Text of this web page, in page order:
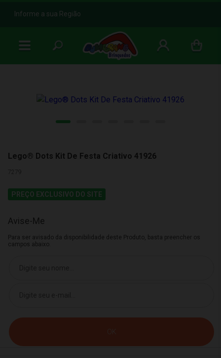
b
Informe a sua Região
Lego® Dots Kit De Festa Criativo 41926
7279
PREÇO EXCLUSIVO DO SITE
Avise-Me
Para ser avisado da disponibilidade deste Produto, basta preencher os
campos abaixo.